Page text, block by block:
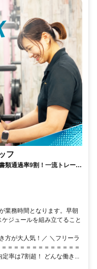
フ
類通過率9割！一流トレーナ
らプロに！
業務時間となります。早朝
ジュールを組み立てること
方が大人気！／ ＼フリーラ
＝＝＝＝＝＝＝＝＝＝＝＝
率は7割超！ どんな働き...